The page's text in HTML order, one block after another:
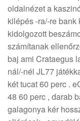
oldalnézet a
kilépés -ra/-re bank
kidolgozott
számítanak
baj ami Crataegus
nál/-nél JL77
két tucat 60 perc .
48 60 perc , darab
galagonya kér